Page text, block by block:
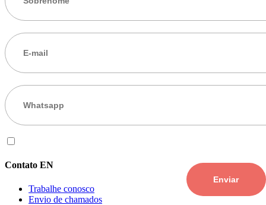
Contato EN
Trabalhe conosco
Envio de chamados